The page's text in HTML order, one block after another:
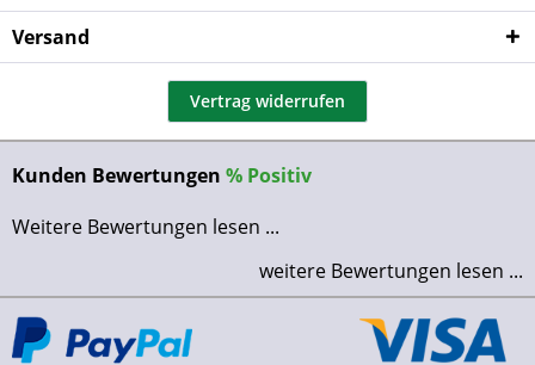
Versand
Vertrag widerrufen
Kunden Bewertungen % Positiv
Weitere Bewertungen lesen ...
weitere Bewertungen lesen ...